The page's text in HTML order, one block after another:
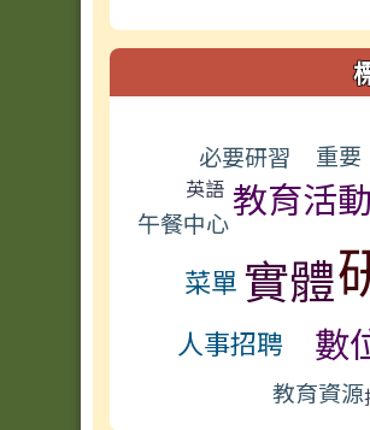
必要研習 重要
英語 教育活動
午餐中心
實體
菜單
人事招聘 數
教育資源